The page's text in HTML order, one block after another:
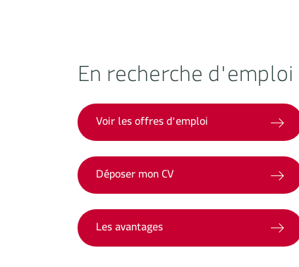
En recherche d'emploi
Voir les offres d'emploi
Déposer mon CV
Les avantages